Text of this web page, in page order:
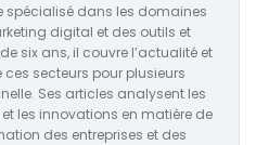
spécialisé dans les domaines
digital et des outils et
six ans, il couvre l’actualité et
secteurs pour plusieurs
Ses articles analysent les
les innovations en matière de
des entreprises et des